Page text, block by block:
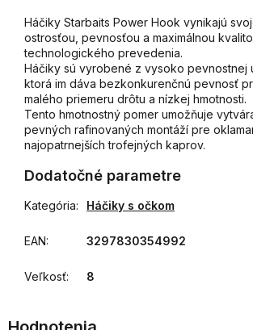
Háčiky Starbaits Power Hook vynikajú
ostrosťou, pevnosťou a maximálnou
technologického prevedenia.
Háčiky sú vyrobené z vysoko pevnostnej
ktorá im dáva bezkonkurenčnú pevnosť
malého priemeru drôtu a nízkej hmotnosti.
Tento hmotnostný pomer umožňuje
pevných rafinovaných montáží pre
najopatrnejších trofejných kaprov.
Dodatočné parametre
Kategória: Háčiky s očkom
EAN: 3297830354992
Veľkosť: 8